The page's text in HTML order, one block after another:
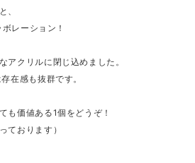
、
レーション！
アクリルに閉じ込めました。
在感も抜群です。
も価値ある1個をどうぞ！
ております）